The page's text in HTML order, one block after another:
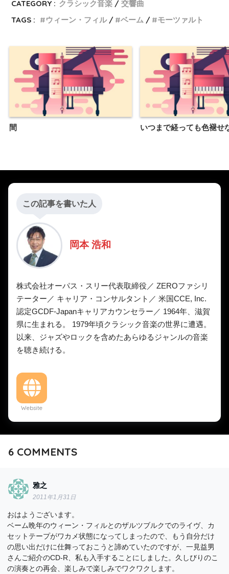
CATEGORY : クラシック音楽
交響曲
TAGS :
ウィーン・フィル ベーム モーツァルト
間 いつまで経っても色褪せ
この記事を書いた人
岡本 浩和
株式会社オーパス・スリー代表取締役／ ZEROファシリ
テーター／ キャリア・コンサルタント／ 米国CCE, Inc.
認定GCDF-Japanキャリアカウンセラー／ 1964年、滋賀
県に生まれる。 1979年頃クラシック音楽の世界に遭遇。
以来、ジャズやロックを含めたあらゆるジャンルの音楽
を聴き続ける。
Website
6COMMENTS
雅之
2011年1月31日
おはようございます。
ベーム晩年のウィーン・フィルとのザルツブルクでのライヴ、カ
セットテープがワカメ状態になってしまったので、もう自分だけ
の思い出だけに仕舞っておこうと諦めていたのですが、一見益男
さんご紹介のCD-R、私も入手することにしました。久しびりのこ
の演奏との再会、楽しみで楽しみでワクワクします。